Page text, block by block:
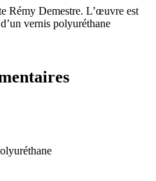
Rémy Demestre. L’œuvre est
vernis polyuréthane